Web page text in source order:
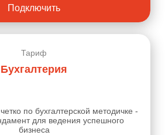
Подключить
Тариф
Бухгалтерия
по бухгалтерской методичке -
для ведения успешного
бизнеса